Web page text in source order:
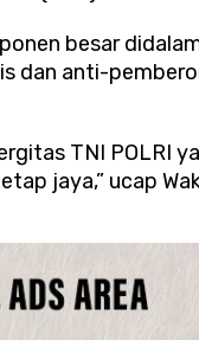
besar
dan anti-
TNI POLRI
jaya,” ucap